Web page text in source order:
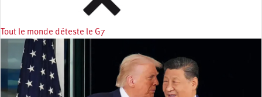
Tout le monde déteste le G7